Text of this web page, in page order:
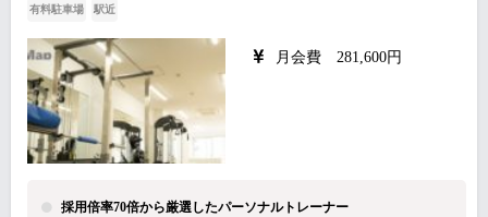
有料駐車場 駅近
月会費 281,600円
採用倍率70倍から厳選したパーソナルトレーナー